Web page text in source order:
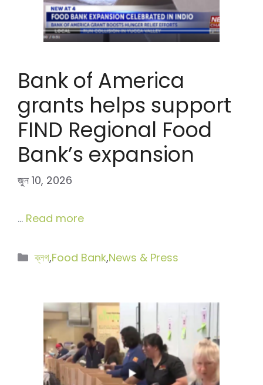
Bank of America
grants helps support
FIND Regional Food
Bank’s expansion
জুন 10, 2026
… Read more
বিভাগ
ব্লগ,Food Bank,News & Press